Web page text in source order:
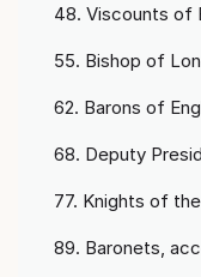
48. Viscounts of
55. Bishop of
62. Barons of
68. Deputy
77. Knights of
89. Baronets,